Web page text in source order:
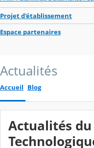
Projet d'établissement
Espace partenaires
Actualités
Accueil Blog
Actualités du